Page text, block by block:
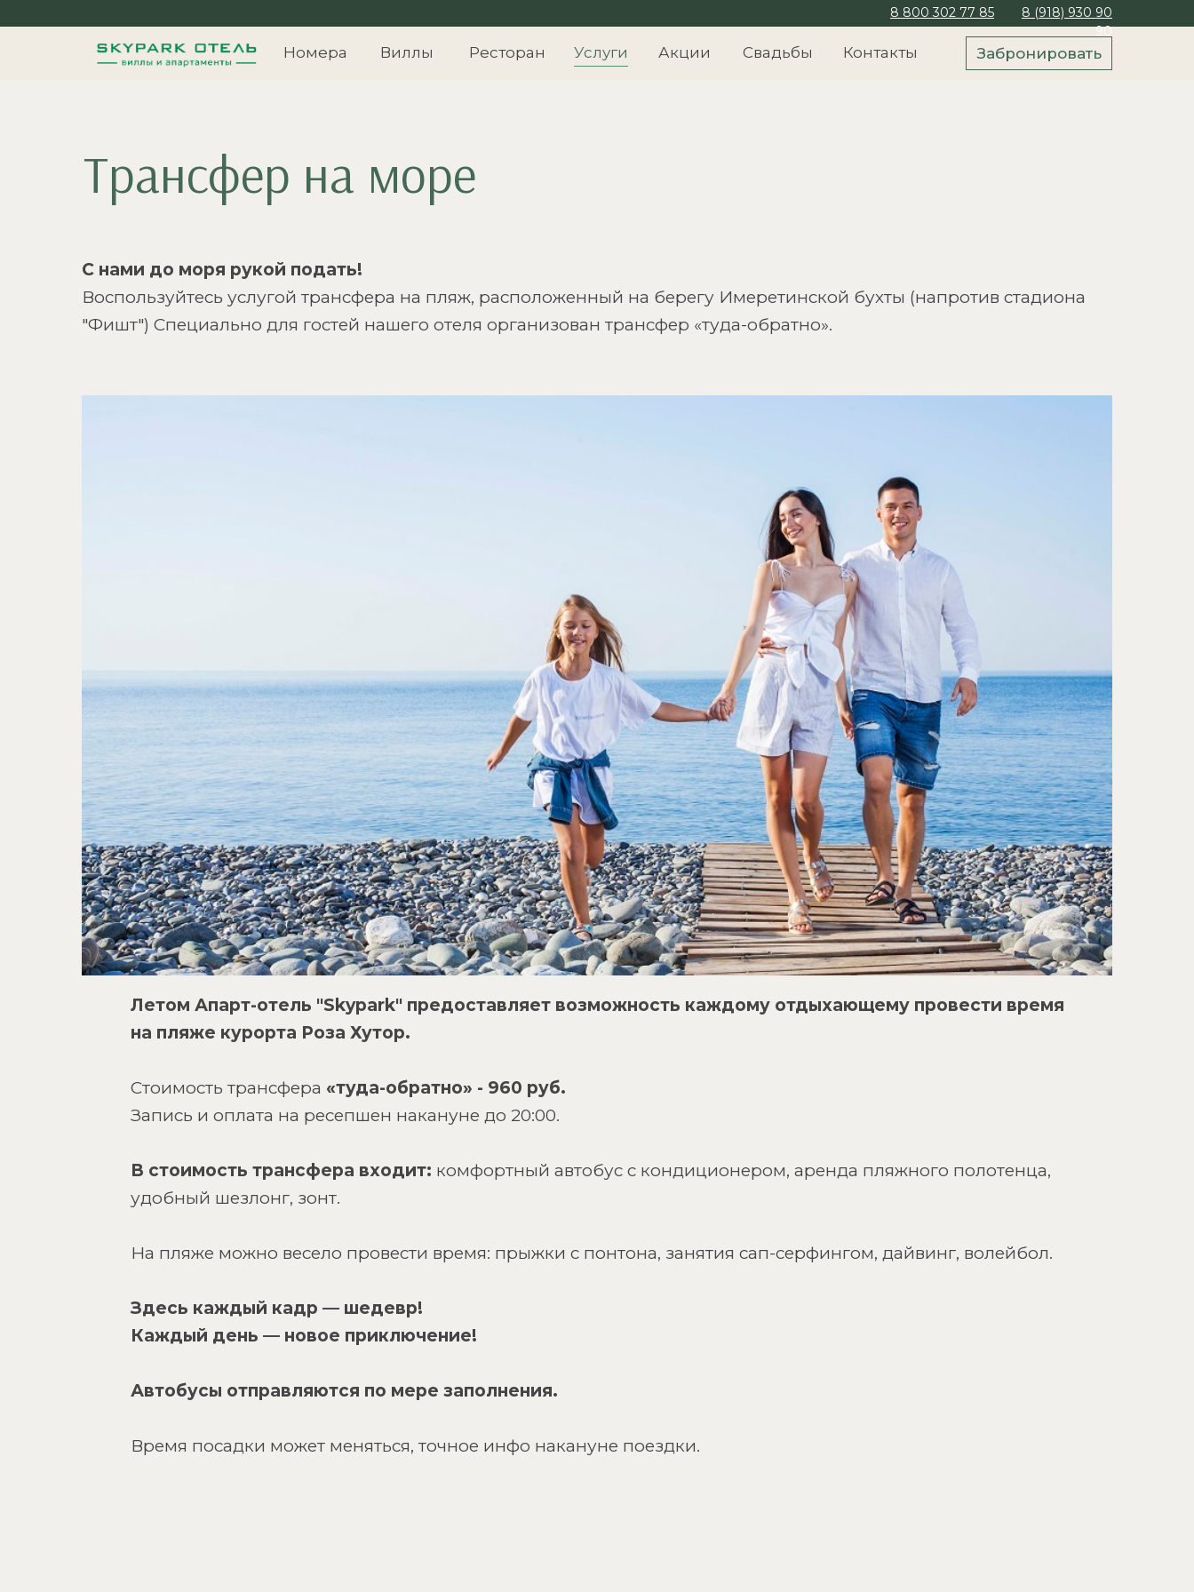
8 800 302 77 85
8 (918) 930 90
90
Забронировать
Номера Ресторан Услуги Акции Контакты
Свадьбы
Виллы
Трансфер на море
С нами до моря рукой подать!
Воспользуйтесь услугой трансфера на пляж, расположенный на берегу Имеретинской бухты (напротив стадиона
"Фишт") Специально для гостей нашего отеля организован трансфер «туда-обратно».
Летом Апарт-отель "Skypark" предоставляет возможность каждому отдыхающему провести время
на пляже курорта Роза Хутор.
Стоимость трансфера «туда-обратно» - 960 руб.
Запись и оплата на ресепшен накануне до 20:00.
В стоимость трансфера входит: комфортный автобус с кондиционером, аренда пляжного полотенца,
удобный шезлонг, зонт.
На пляже можно весело провести время: прыжки с понтона, занятия сап-серфингом, дайвинг, волейбол.
Здесь каждый кадр — шедевр!
Каждый день — новое приключение!
Автобусы отправляются по мере заполнения.
Время посадки может меняться, точное инфо накануне поездки.